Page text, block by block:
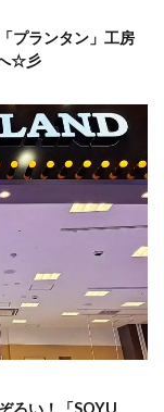
プランタン」工房
☆彡